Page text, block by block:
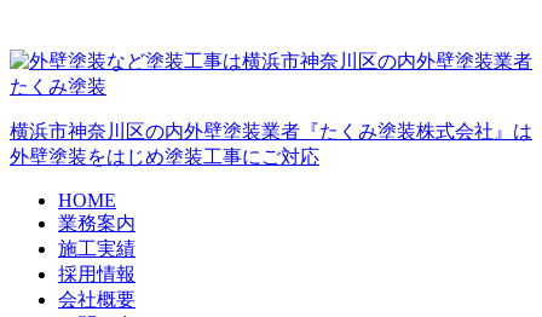
横浜市神奈川区の内外壁塗装業者『たくみ塗装株式会社』は
外壁塗装をはじめ塗装工事にご対応
HOME
業務案内
施工実績
採用情報
会社概要